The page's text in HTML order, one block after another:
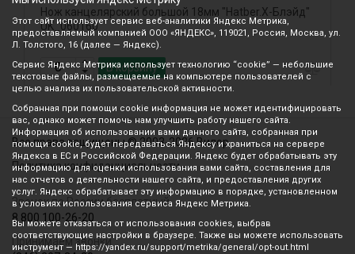
Нож канцелярский большой 18мм "Hatber.Х-Блэйд"
UK_060160
В корзину
Все права защищены © 2003-2026 Вилор
Политика конфиденциальности
Звонок по России бесплатный
8 800 100-26-20
Принимаем звонки
Этот сайт использует сервис веб-аналитики Яндекс Метрика,
предоставляемый компанией ООО «ЯНДЕКС», 119021, Россия, Москва, ул.
Л. Толстого, 16 (далее — Яндекс).
Сервис Яндекс Метрика использует технологию “cookie” — небольшие
текстовые файлы, размещаемые на компьютере пользователей с
целью анализа их пользовательской активности.
Собранная при помощи cookie информация не может идентифицировать
вас, однако может помочь нам улучшить работу нашего сайта.
Информация об использовании вами данного сайта, собранная при
помощи cookie, будет передаваться Яндексу и храниться на сервере
Яндекса в ЕС и Российской Федерации. Яндекс будет обрабатывать эту
информацию для оценки использования вами сайта, составления для
нас отчетов о деятельности нашего сайта, и предоставления других
услуг. Яндекс обрабатывает эту информацию в порядке, установленном
в условиях использования сервиса Яндекс Метрика.
Вы можете отказаться от использования cookies, выбрав
соответствующие настройки в браузере. Также вы можете использовать
инструмент — https://yandex.ru/support/metrika/general/opt-out.html